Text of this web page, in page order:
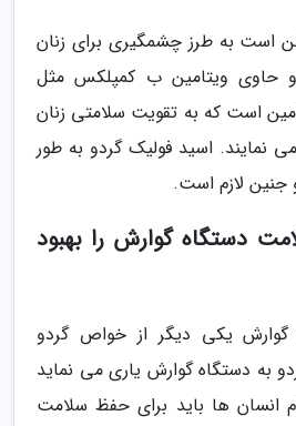
است به طرز چشمگیری برای زنان
حاوی ویتامین ب کمپلکس مثل
است که به تقویت سلامتی زنان
نمایند. اسید فولیک گردو به طور
و جنین لازم است.
دستگاه گوارش را بهبود
گوارش یکی دیگر از خواص گردو
به دستگاه گوارش یاری می نماید
انسان ها باید برای حفظ سلامت